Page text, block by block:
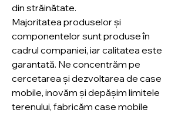
din străinătate.
Majoritatea produselor și
componentelor sunt produse în
cadrul companiei, iar calitatea este
garantată. Ne concentrăm pe
cercetarea și dezvoltarea de case
mobile, inovăm și depășim limitele
terenului, fabricăm case mobile